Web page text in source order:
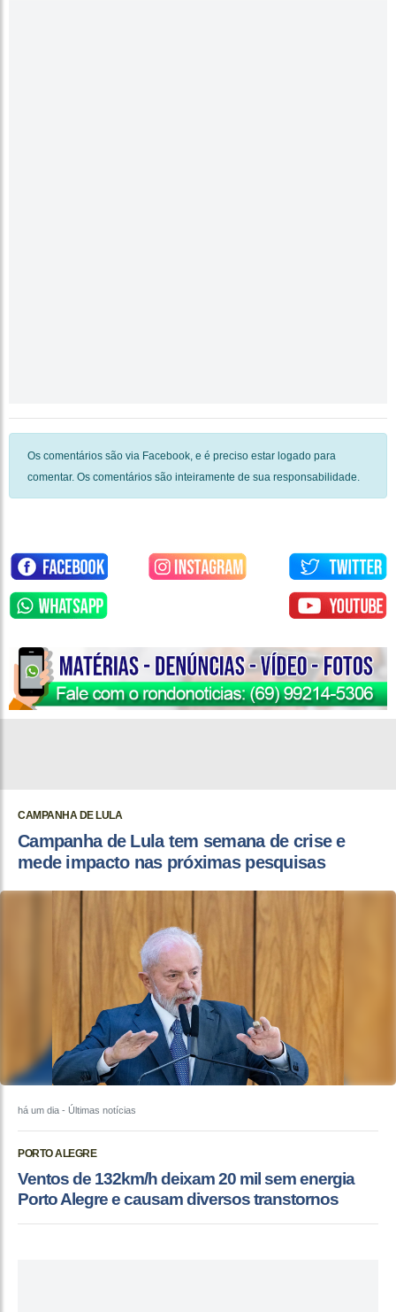
Os comentários são via Facebook, e é preciso estar logado para
comentar. Os comentários são inteiramente de sua responsabilidade.
CAMPANHA DE LULA
Campanha de Lula tem semana de crise e
mede impacto nas próximas pesquisas
há um dia - Últimas notícias
PORTO ALEGRE
Ventos de 132km/h deixam 20 mil sem energia
Porto Alegre e causam diversos transtornos